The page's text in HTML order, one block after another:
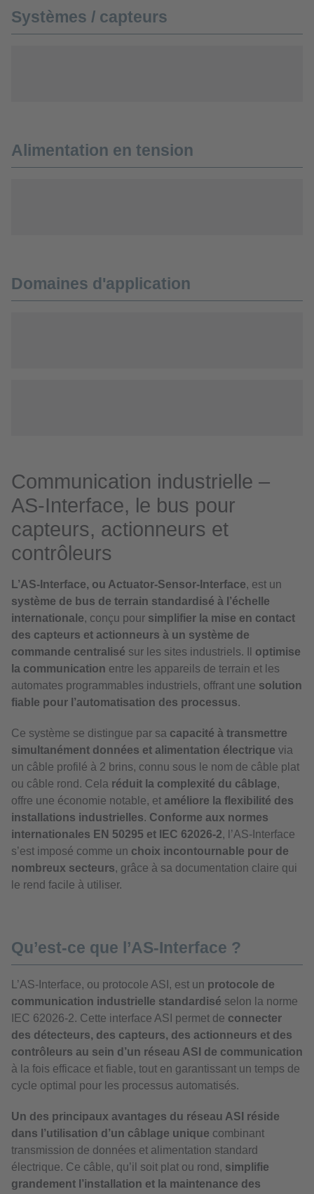
Systèmes / capteurs
Alimentation en tension
Domaines d'application
Communication industrielle –
AS-Interface, le bus pour
capteurs, actionneurs et
contrôleurs
L’AS-Interface, ou Actuator-Sensor-Interface, est un
système de bus de terrain standardisé à l’échelle
internationale, conçu pour simplifier la mise en contact
des capteurs et actionneurs à un système de
commande centralisé sur les sites industriels. Il optimise
la communication entre les appareils de terrain et les
automates programmables industriels, offrant une solution
fiable pour l’automatisation des processus.
Ce système se distingue par sa capacité à transmettre
simultanément données et alimentation électrique via
un câble profilé à 2 brins, connu sous le nom de câble plat
ou câble rond. Cela réduit la complexité du câblage,
offre une économie notable, et améliore la flexibilité des
installations industrielles. Conforme aux normes
internationales EN 50295 et IEC 62026-2, l’AS-Interface
s’est imposé comme un choix incontournable pour de
nombreux secteurs, grâce à sa documentation claire qui
le rend facile à utiliser.
Qu’est-ce que l’AS-Interface ?
L’AS-Interface, ou protocole ASI, est un protocole de
communication industrielle standardisé selon la norme
IEC 62026-2. Cette interface ASI permet de connecter
des détecteurs, des capteurs, des actionneurs et des
contrôleurs au sein d’un réseau ASI de communication
à la fois efficace et fiable, tout en garantissant un temps de
cycle optimal pour les processus automatisés.
Un des principaux avantages du réseau ASI réside
dans l’utilisation d’un câblage unique combinant
transmission de données et alimentation standard
électrique. Ce câble, qu’il soit plat ou rond, simplifie
grandement l’installation et la maintenance des